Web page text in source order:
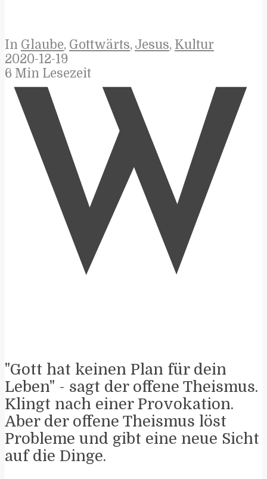
In Glaube, Gottwärts, Jesus, Kultur
2020-12-19
6 Min Lesezeit
W
"Gott hat keinen Plan für dein
Leben" - sagt der offene Theismus.
Klingt nach einer Provokation.
Aber der offene Theismus löst
Probleme und gibt eine neue Sicht
auf die Dinge.